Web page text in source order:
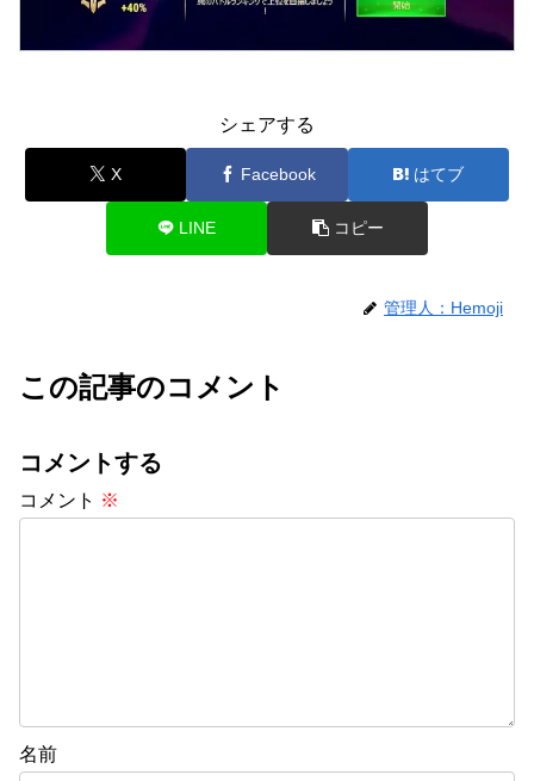
シェアする
X Facebook はてブ
LINE コピー
管理人：Hemoji
この記事のコメント
コメントする
コメント ※
名前